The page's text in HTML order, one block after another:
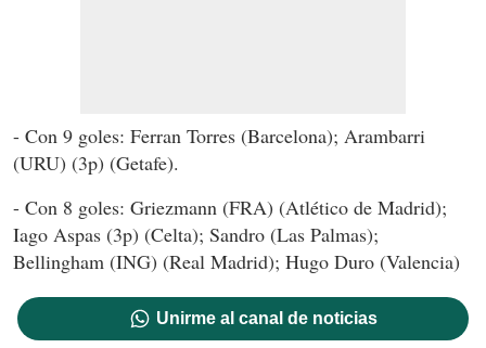
- Con 9 goles: Ferran Torres (Barcelona); Arambarri
(URU) (3p) (Getafe).
- Con 8 goles: Griezmann (FRA) (Atlético de Madrid);
Iago Aspas (3p) (Celta); Sandro (Las Palmas);
Bellingham (ING) (Real Madrid); Hugo Duro (Valencia)
Unirme al canal de noticias